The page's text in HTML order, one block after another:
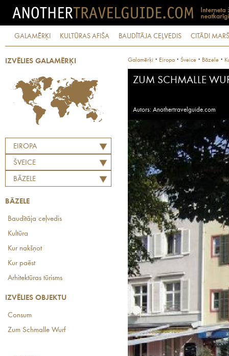
GALAMĒRĶI KULTŪRAS AFIŠA BAUDĪTĀJA CEĻVEDIS CITĀDI
IZVĒLIES GALAMĒRĶI
EIROPA
ŠVEICE
BĀZELE
BĀZELE
Baudītāja ceļvedis
Kultūra
Kur nakšņot
Kur paēst
Arhitektūras tūrisms
IZVĒLIES OBJEKTU
Consum
Zum Schmalle Wurf
Galamērķi · Eiropa · Šveice · Bāzele ·
ZUM SCHMALLE
Autors: Anothertravelguide.com